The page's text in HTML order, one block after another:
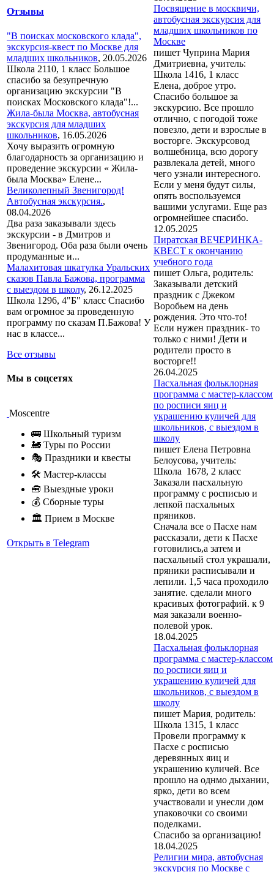
Отзывы
"В поисках московского клада",
экскурсия-квест по Москве для
младших школьников, 20.05.2026
Школа 2110, 1 класс Большое
спасибо за безупречную
организацию экскурсии "В
поисках Московского клада"!...
Жила-была Москва, автобусная
экскурсия для младших
школьников, 16.05.2026
Хочу выразить огромную
благодарность за организацию и
проведение экскурсии « Жила-
была Москва» Елене...
Великолепный Звенигород!
Автобусная экскурсия.,
08.04.2026
Два раза заказывали здесь
экскурсии - в Дмитров и
Звенигород. Оба раза были очень
продуманные и...
Малахитовая шкатулка Уральских
сказов Павла Бажова, программа
с выездом в школу, 26.12.2025
Школа 1296, 4"Б" класс Спасибо
вам огромное за проведенную
программу по сказам П.Бажова! У
нас в классе...
Все отзывы
Мы в соцсетях
Moscentre
🚌 Школьный туризм
🚂 Туры по России
🎭 Праздники и квесты
🛠 Мастер-классы
🧰 Выездные уроки
💰 Сборные туры
🏛 Прием в Москве
Открыть в Telegram
Посвящение в москвичи,
автобусная экскурсия для
младших школьников по
Москве
пишет Чуприна Мария
Дмитриевна, учитель:
Школа 1416, 1 класс
Елена, доброе утро.
Спасибо большое за
экскурсию. Все прошло
отлично, с погодой тоже
повезло, дети и взрослые в
восторге. Экскурсовод
волшебница, всю дорогу
развлекала детей, много
чего узнали интересного.
Если у меня будут силы,
опять воспользуемся
вашими услугами. Еще раз
огромнейшее спасибо.
12.05.2025
Пиратская ВЕЧЕРИНКА-
КВЕСТ к окончанию
учебного года
пишет Ольга, родитель:
Заказывали детский
праздник с Джеком
Воробьем на день
рождения. Это что-то!
Если нужен праздник- то
только с ними! Дети и
родители просто в
восторге!!
26.04.2025
Пасхальная фольклорная
программа с мастер-классом
по росписи яиц и
украшению куличей для
школьников, с выездом в
школу
пишет Елена Петровна
Белоусова, учитель:
Школа 1678, 2 класс
Заказали пасхальную
программу с росписью и
лепкой пасхальных
пряников.
Сначала все о Пасхе нам
рассказали, дети к Пасхе
готовились,а затем и
пасхальный стол украшали,
пряники расписывали и
лепили. 1,5 часа проходило
занятие. сделали много
красивых фотографий. к 9
мая заказали военно-
полевой урок.
18.04.2025
Пасхальная фольклорная
программа с мастер-классом
по росписи яиц и
украшению куличей для
школьников, с выездом в
школу
пишет Мария, родитель:
Школа 1315, 1 класс
Провели программу к
Пасхе с росписью
деревянных яиц и
украшению куличей. Все
прошло на однмо дыхании,
ярко, дети во всем
участвовали и унесли дом
упаковочки со своими
поделками.
Спасибо за организацию!
18.04.2025
Религии мира, автобусная
экскурсия по Москве с